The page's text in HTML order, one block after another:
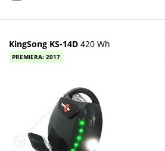
KingSong KS-14D 420 Wh
PREMIERA: 2017